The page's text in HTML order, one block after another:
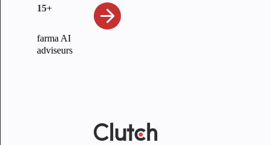
15+
farma AI
adviseurs